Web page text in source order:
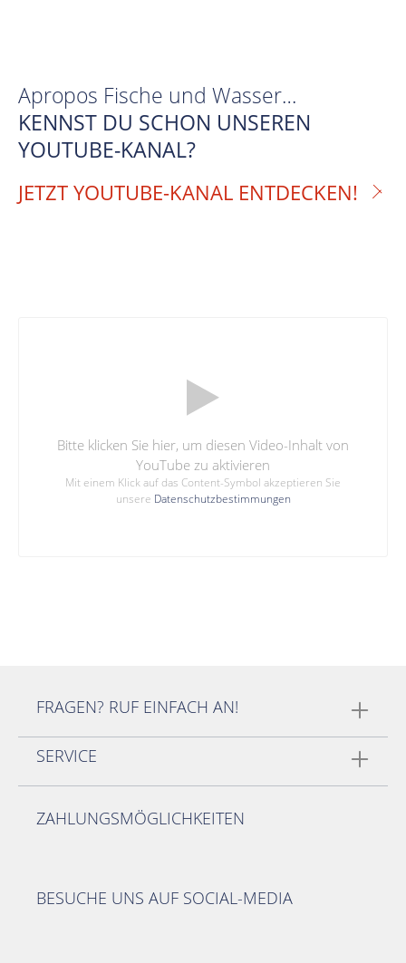
Apropos Fische und Wasser…
KENNST DU SCHON UNSEREN
YOUTUBE-KANAL?
JETZT YOUTUBE-KANAL ENTDECKEN!
Bitte klicken Sie hier, um diesen Video-Inhalt von
YouTube zu aktivieren
Mit einem Klick auf das Content-Symbol akzeptieren Sie
unsere Datenschutzbestimmungen
FRAGEN? RUF EINFACH AN!
SERVICE
ZAHLUNGSMÖGLICHKEITEN
BESUCHE UNS AUF SOCIAL-MEDIA